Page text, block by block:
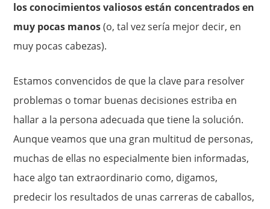
los conocimientos valiosos están concentrados en
muy pocas manos(o, tal vez sería mejor decir, en
muy pocas cabezas).
Estamos convencidos de que la clave para resolver
problemas o to­mar buenas decisiones estriba en
hallar a la persona adecuada que tiene la solución.
Aunque veamos que una gran multitud de perso­nas,
muchas de ellas no especialmente bien informadas,
hace algo tan extraordinario como, digamos,
predecir los resultados de unas carreras de caballos,